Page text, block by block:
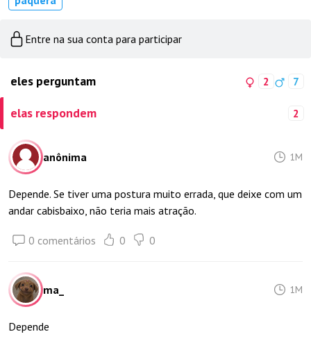
Entre na sua conta para participar
eles perguntam 2 7
elas respondem 2
anônima 1M
Depende. Se tiver uma postura muito errada, que deixe com um
andar cabisbaixo, não teria mais atração.
0 comentários 0 0
ma_ 1M
Depende